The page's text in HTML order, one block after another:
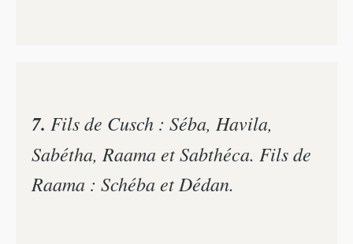
7. Fils de Cusch : Séba, Havila,
Sabétha, Raama et Sabthéca. Fils de
Raama : Schéba et Dédan.